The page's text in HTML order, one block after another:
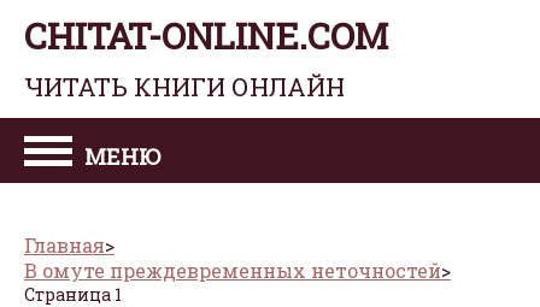
CHITAT-ONLINE.COM
ЧИТАТЬ КНИГИ ОНЛАЙН
МЕНЮ
Главная
В омуте преждевременных неточностей
Страница 1